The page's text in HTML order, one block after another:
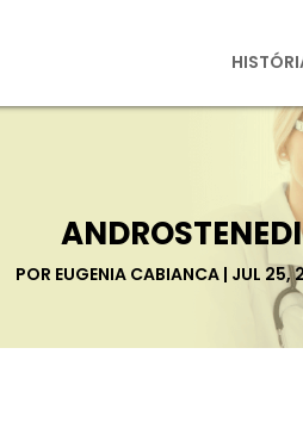
POR EUGENIA CABIANCA JUL 25,